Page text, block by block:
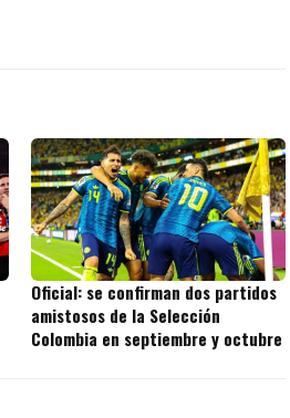
Oficial: se confirman dos partidos
amistosos de la Selección
Colombia en septiembre y octubre